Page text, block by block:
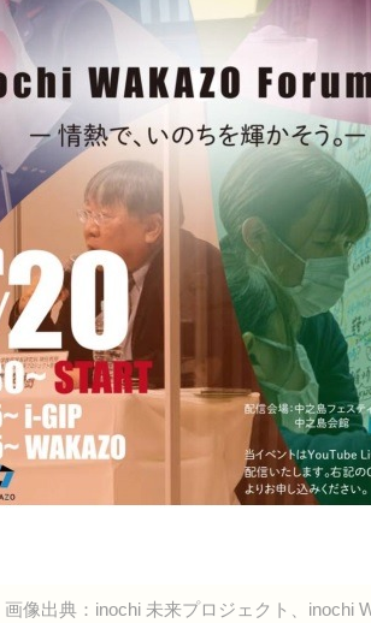
画像出典：inochi 未来プロジェクト、inochi